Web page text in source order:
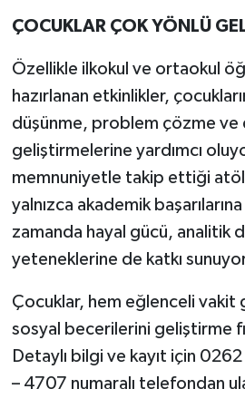
ÇOCUKLAR ÇOK YÖNLÜ
Özellikle ilkokul ve ortaokul
hazırlanan etkinlikler,
düşünme, problem çözme ve
geliştirmelerine yardımcı
memnuniyetle takip ettiği
yalnızca akademik
zamanda hayal gücü, analitik
yeteneklerine de katkı
Çocuklar, hem eğlenceli vakit
sosyal becerilerini geliştirme
Detaylı bilgi ve kayıt için
– 4707 numaralı telefondan